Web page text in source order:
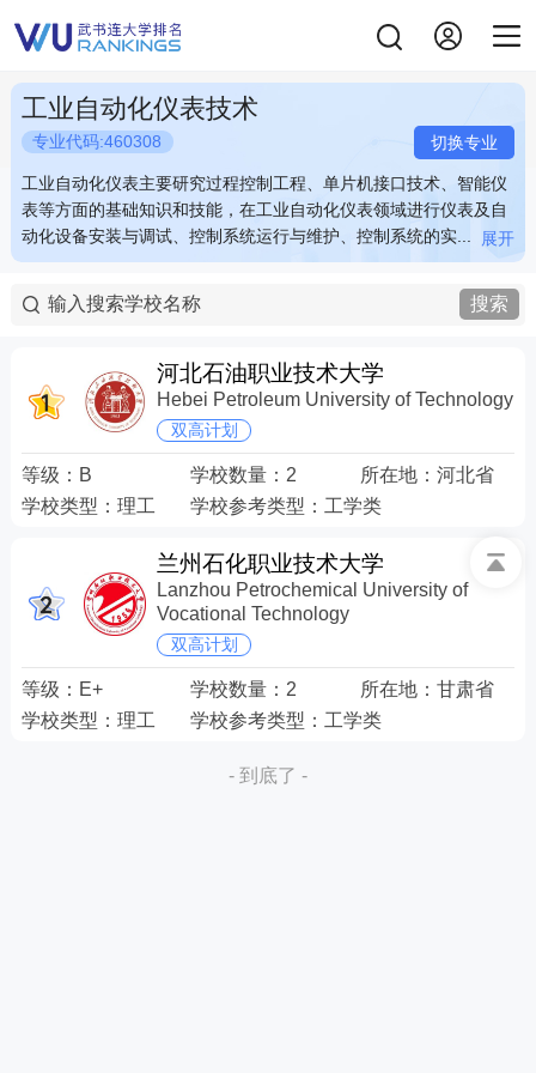
工业自动化仪表技术
专业代码:460308 切换专业
工业自动化仪表主要研究过程控制工程、单片机接口技术、智能仪
表等方面的基础知识和技能，在工业自动化仪表领域进行仪表及自
动化设备安装与调试、控制系统运行与维护、控制系统的实...
工业自动化仪表主要研究过程控制工程、单片机接口技术、智能仪
表等方面的基础知识和技能，在工业自动化仪表领域进行仪表及自
动化设备安装与调试、控制系统运行与维护、控制系统的实施与技
作、维护等。 关键词：仪表 自动化 过程 控制
展开
工业自动化仪表主要研究过程控制工程、单片机接口技术、智能仪
表等方面的基础知识和技能，在工业自动化仪表领域进行仪表及自
动化设备安装与调试、控制系统运行与维护、控制系统的实...
工业自动化仪表主要研究过程控制工程、单片机接口技术、智能仪
表等方面的基础知识和技能，在工业自动化仪表领域进行仪表及自
动化设备安装与调试、控制系统运行与维护、控制系统的实施与技
作、维护等。 关键词：仪表 自动化 过程 控制
展开
搜索
河北石油职业技术大学
Hebei Petroleum University of Technology
双高计划
等级： B 学校数量： 2 所在地： 河北省
学校类型： 理工 学校参考类型： 工学类
兰州石化职业技术大学
Lanzhou Petrochemical University of
Vocational Technology
双高计划
等级： E+ 学校数量： 2 所在地： 甘肃省
学校类型： 理工 学校参考类型： 工学类
- 到底了 -